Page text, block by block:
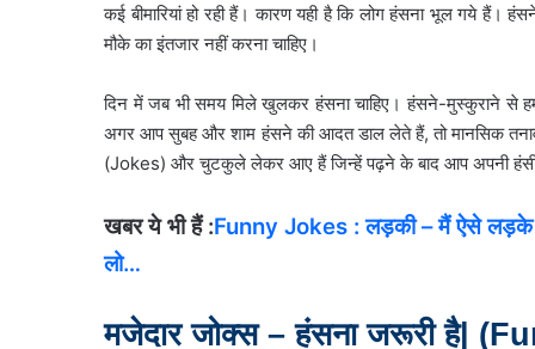
कई बीमारियां हो रही हैं। कारण यही है कि लोग हंसना भूल गये
मौके का इंतजार नहीं करना चाहिए।
दिन में जब भी समय मिले खुलकर हंसना चाहिए। हंसने-मुस्कुराने से
अगर आप सुबह और शाम हंसने की आदत डाल लेते हैं, तो मानसिक
(Jokes) और चुटकुले लेकर आए हैं जिन्हें पढ़ने के बाद आप अपनी हंसी
खबर ये भी हैं :Funny Jokes : लड़की – मैं ऐसे लड़के
लो…
मजेदार जोक्स – हंसना जरूरी है|